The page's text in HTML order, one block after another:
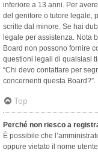
inferiore a 13 anni. Per
del genitore o tutore legale,
scritte dal minore. Se hai
legale per assistenza. Nota
Board non possono fornire
questioni legali di qualsiasi
“Chi devo contattare per
concernenti questa Board?”.
Top
Perché non riesco a
È possibile che
oppure vietato il nome